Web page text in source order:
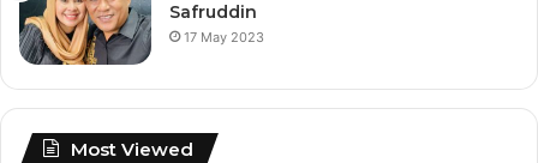
Safruddin
17 May 2023
Most Viewed